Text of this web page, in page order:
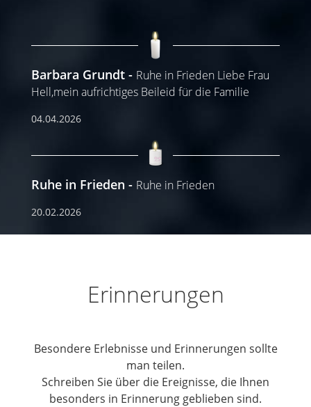
Barbara Grundt
Ruhe in Frieden Liebe Frau
Hell,mein aufrichtiges Beileid für die Familie
04.04.2026
Ruhe in Frieden Ruhe in Frieden
20.02.2026
Erinnerungen
Besondere Erlebnisse und Erinnerungen sollte
man teilen.
Schreiben Sie über die Ereignisse, die Ihnen
besonders in Erinnerung geblieben sind.